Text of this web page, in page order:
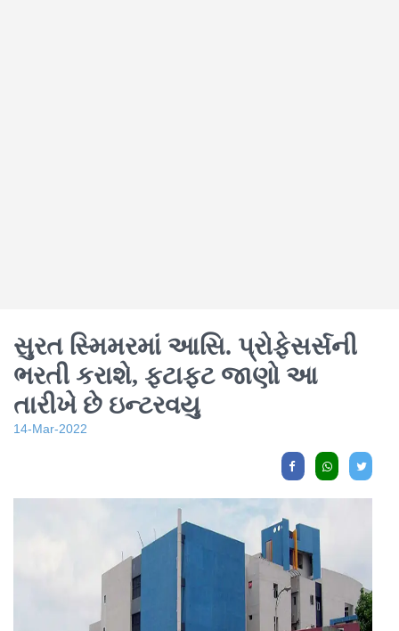
સુરત સ્મિમરમાં આસિ. પ્રોફેસર્સની
ભરતી કરાશે, ફટાફટ જાણો આ
તારીખે છે ઇન્ટરવયુ
14-Mar-2022